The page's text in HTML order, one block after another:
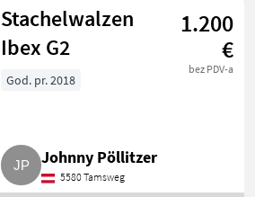
Motokultivatori i
motorne freze
Stachelwalzen
Ibex G2
1.200
€
bez PDV-a
God. pr. 2018
Johnny Pöllitzer
5580 Tamsweg